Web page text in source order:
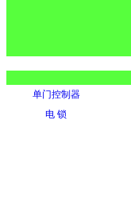
单门控制器
电 锁